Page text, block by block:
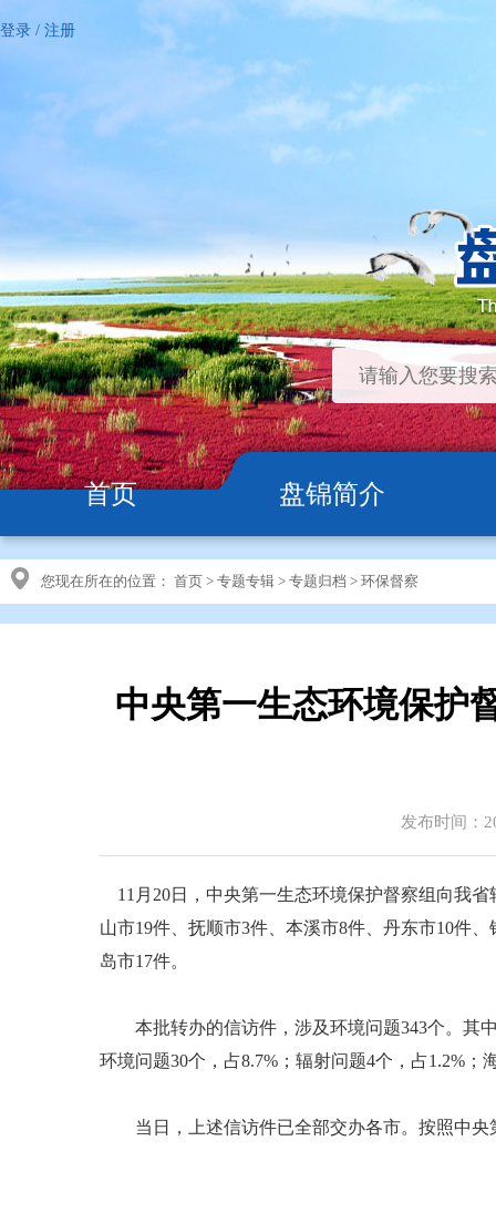
登录 / 注册
首页 盘锦简介
您现在所在的位置： 首页 > 专题专辑 > 专题归档 > 环保督察
中央第一生态环境保护
发布时间：
11月20日，中央第一生态环境保护督察组向我省
山市19件、抚顺市3件、本溪市8件、丹东市10件
岛市17件。
本批转办的信访件，涉及环境问题343个。其中
环境问题30个，占8.7%；辐射问题4个，占1.2%
当日，上述信访件已全部交办各市。按照中央